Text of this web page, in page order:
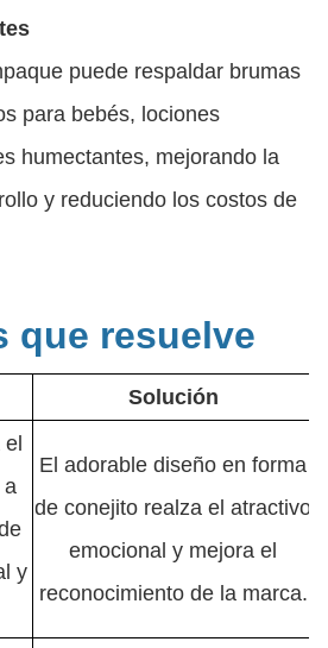
puede respaldar brumas
para bebés, lociones
humectantes, mejorando la
y reduciendo los costos de
que resuelve
Solución
a
y
El adorable diseño en forma
de conejito realza el atractivo
emocional y mejora el
reconocimiento de la marca.